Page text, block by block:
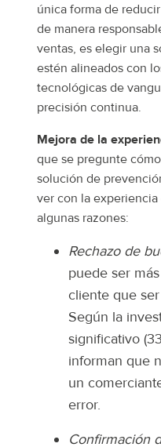
única forma de
de manera
ventas, es elegir una
estén alineados con
tecnológicas de
precisión continua.
Mejora de la
que se pregunte
solución de
ver con la
algunas razones:
Rechazo de
puede ser
cliente que
Según la
significativo
informan que
un
error.
Confirmación